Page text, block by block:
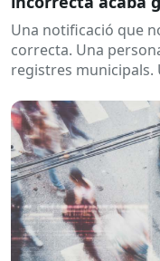
Una notificació que
correcta. Una
registres municipals.